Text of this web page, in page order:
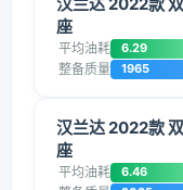
座
平均油耗 6.29
整备质量 1965
汉兰达 2022款
座
平均油耗 6.46